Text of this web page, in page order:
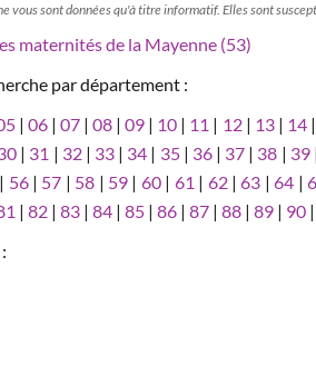
vous sont données qu'à titre informatif. Elles sont
maternités de la Mayenne (53)
par département :
|06 |07 |08 |09 | 10 | 11 | 12| 13| 14|
| 31 | 32| 33| 34 | 35| 36| 37 | 38 | 39|
56| 57 | 58 | 59 | 60| 61 | 62|63 |64 |
| 82 | 83 | 84 | 85 | 86 | 87 | 88 | 89 | 90 |